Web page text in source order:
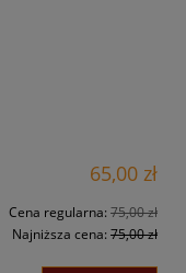
65,00 zł
Cena regularna: 75,00 zł
Najniższa cena: 75,00 zł